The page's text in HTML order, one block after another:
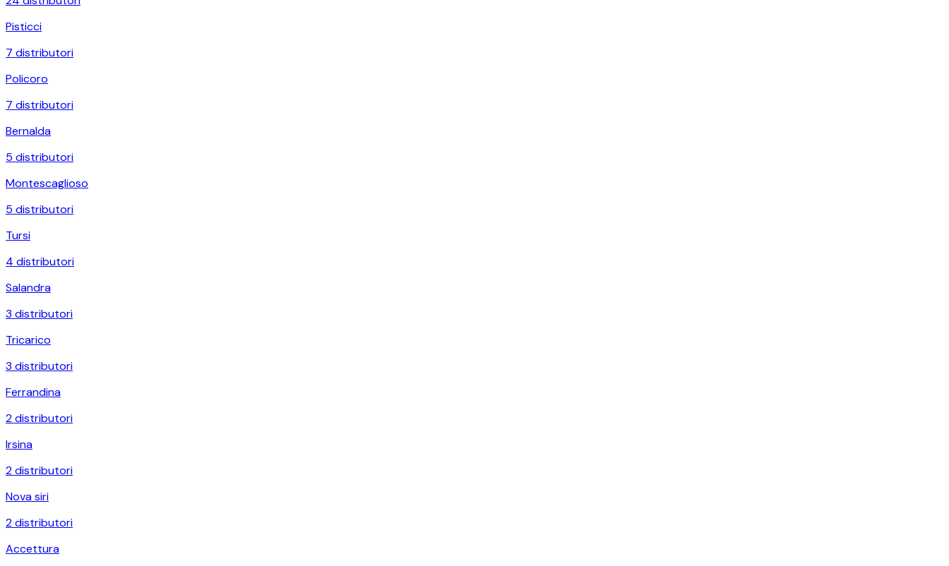
Pisticci
7 distributori
Policoro
7 distributori
Bernalda
5 distributori
Montescaglioso
5 distributori
Tursi
4 distributori
Salandra
3 distributori
Tricarico
3 distributori
Ferrandina
2distributori
Irsina
2distributori
Nova siri
2distributori
Accettura